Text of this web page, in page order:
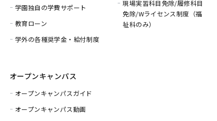
学園独自の学費サポート
教育ローン
学外の各種奨学金・給付制度
現場実習科目免除/履修科目
免除/Wライセンス制度（福
祉科のみ）
オープンキャンパス
オープンキャンパスガイド
オープンキャンパス動画